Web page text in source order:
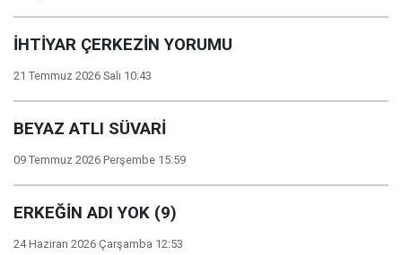
İHTİYAR ÇER­KEZİN YO­RU­MU
21 Temmuz 2026 Salı 10:43
BEYAZ ATLI SÜVARİ
09 Temmuz 2026 Perşembe 15:59
ERKEĞİN ADI YOK (9)
24 Haziran 2026 Çarşamba 12:53